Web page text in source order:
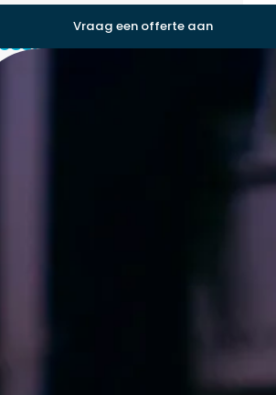
Vraag een offerte aan